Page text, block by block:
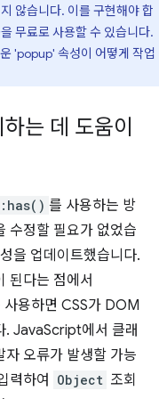
않습니다. 이를 구현해야 합
무료로 사용할 수 있습니다.
'popup' 속성이 어떻게 작업
는 데 도움이
:has() 를 사용하는 방
수정할 필요가 없었습
을 업데이트했습니다.
된다는 점에서
사용하면 CSS가 DOM
. JavaScript에서 클래
오류가 발생할 가능
력하여
Object 조회